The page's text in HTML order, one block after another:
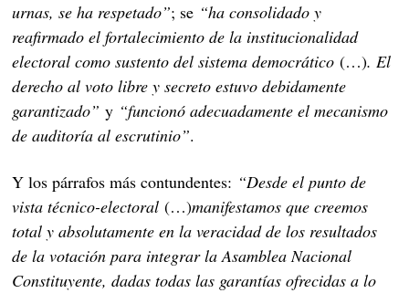
urnas, se ha respetado”; se “ha consolidado y
reafirmado el fortalecimiento de la institucionalidad
electoral como sustento del sistema democrático(…). El
derecho al voto libre y secreto estuvo debidamente
garantizado”y “funcionó adecuadamente el mecanismo
de auditoría al escrutinio”.
Y los párrafos más contundentes: “Desde el punto de
vista técnico-electoral(…)manifestamos que creemos
total y absolutamente en la veracidad de los resultados
de la votación para integrar la Asamblea Nacional
Constituyente, dadas todas las garantías ofrecidas a lo